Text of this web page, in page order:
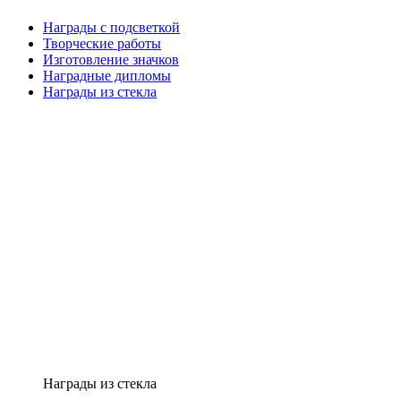
Награды с подсветкой
Творческие работы
Изготовление значков
Наградные дипломы
Награды из стекла
Награды из стекла